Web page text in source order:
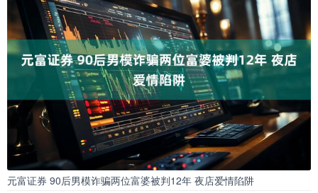
元富证券 90后男模诈骗两位富婆被判12年 夜店爱情陷阱